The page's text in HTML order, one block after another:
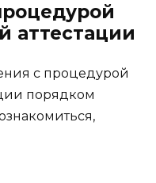
аттестации
с процедурой
порядком